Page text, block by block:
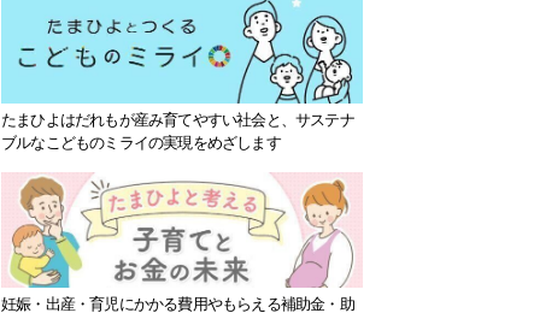
たまひよはだれもが産み育てやすい社会と、サステナ
ブルなこどものミライの実現をめざします
妊娠・出産・育児にかかる費用やもらえる補助金・助